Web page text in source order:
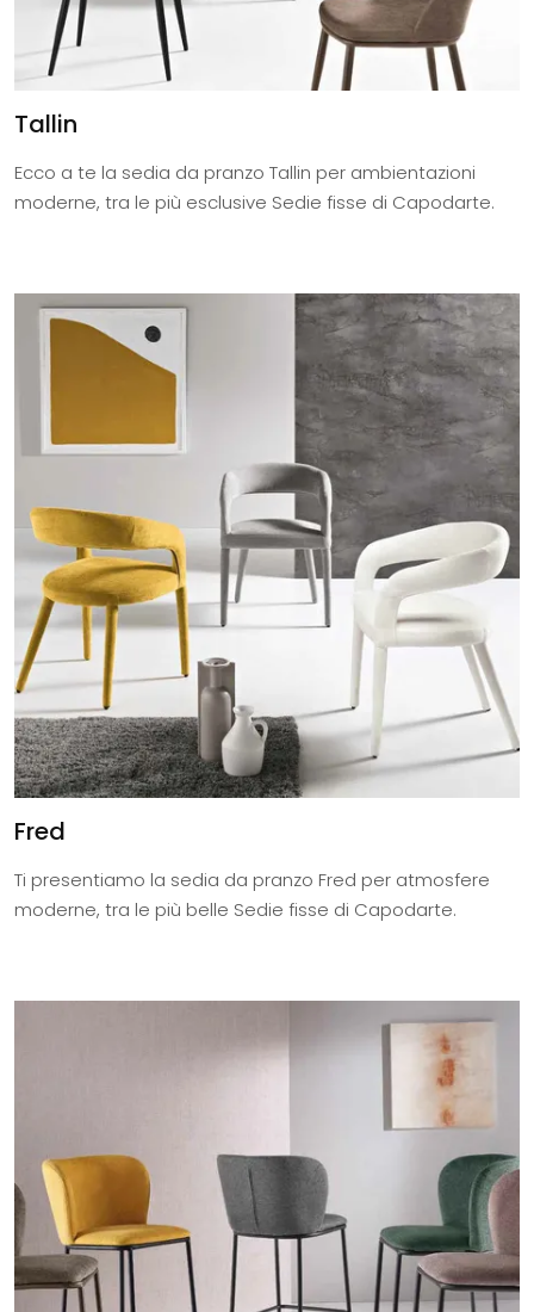
Tallin
Ecco a te la sedia da pranzo Tallin per ambientazioni
moderne, tra le più esclusive Sedie fisse di Capodarte.
Fred
Ti presentiamo la sedia da pranzo Fred per atmosfere
moderne, tra le più belle Sedie fisse di Capodarte.